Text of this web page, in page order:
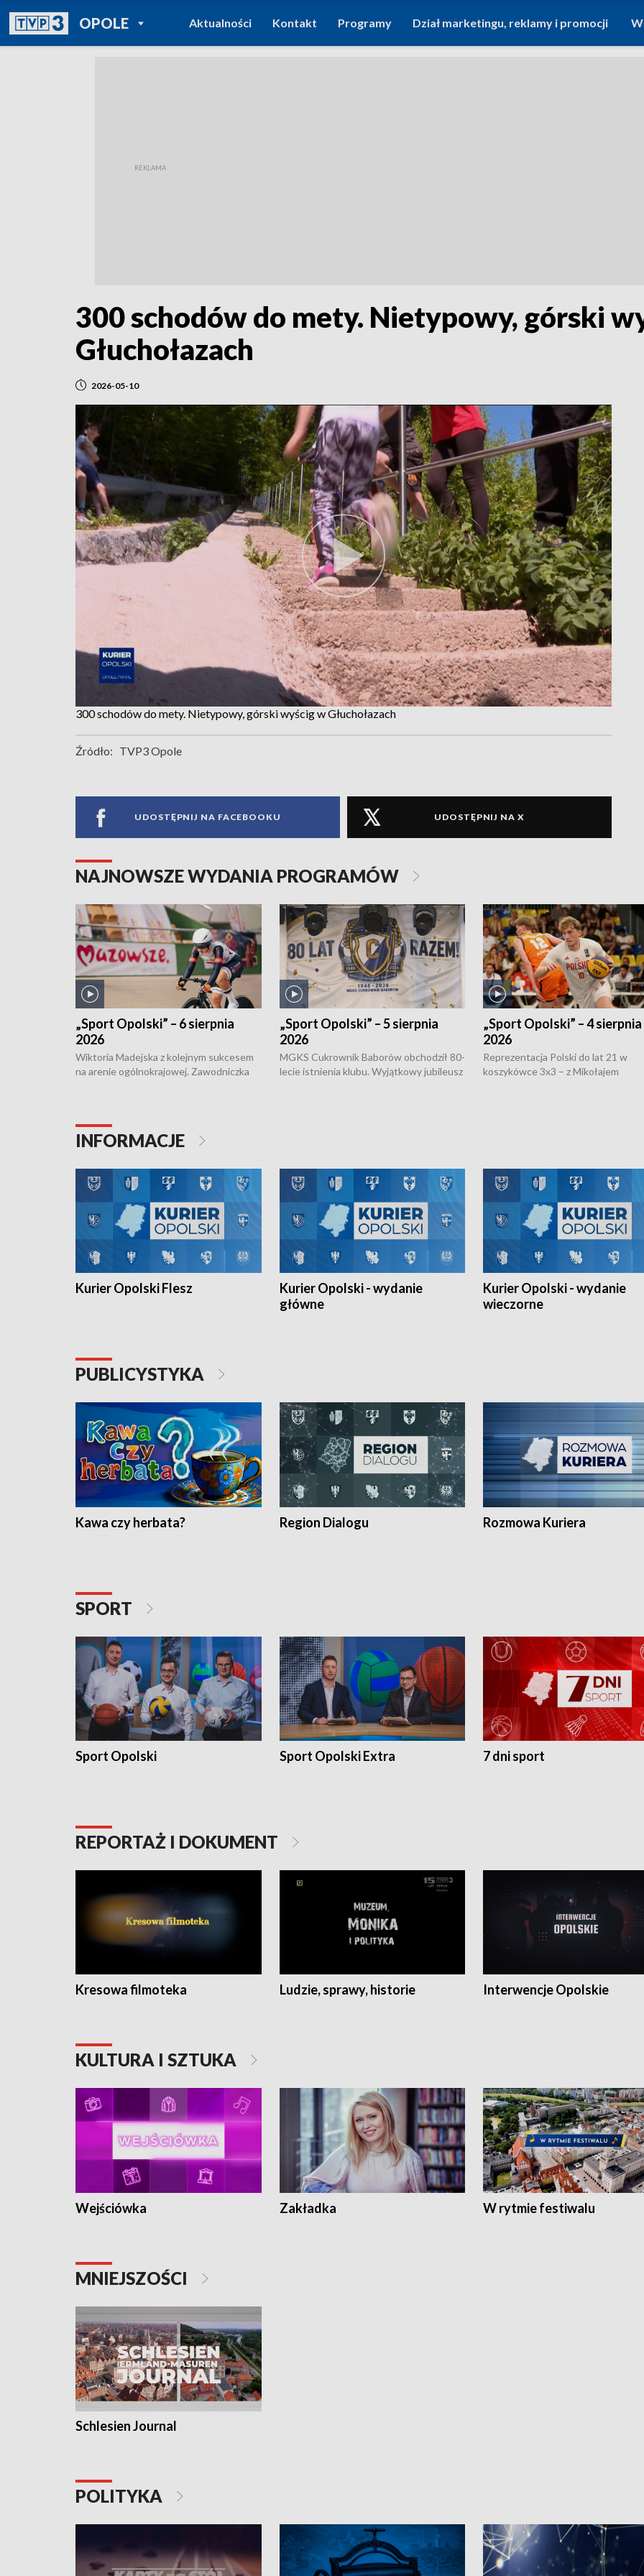
OPOLEPOWRÓT DO
TVP REGIONY
Aktualności Kontakt Programy Dział marketingu, reklamy i promocji
300 schodów do mety. Nietypowy, górski
Głuchołazach
2026-05-10
300 schodów do mety. Nietypowy, górski wyścig w Głuchołazach
Źródło: TVP3 Opole
UDOSTĘPNIJ NA FACEBOOKU UDOSTĘPNIJ NA X
NAJNOWSZE WYDANIA PROGRAMÓW
„Sport Opolski” – 6 sierpnia
2026
Wiktoria Madejska z kolejnym sukcesem
na arenie ogólnokrajowej. Zawodniczka
torowym.
„Sport Opolski” – 5 sierpnia
2026
MGKS Cukrownik Baborów obchodził 80-
lecie istnienia klubu. Wyjątkowy jubileusz
„Sport Opolski” – 4 sierpnia
2026
Reprezentacja Polski do lat 21 w
koszykówce 3x3 – z Mikołajem
INFORMACJE
Kurier Opolski Flesz
Kurier Opolski - wydanie
główne
Kurier Opolski - wydanie
wieczorne
PUBLICYSTYKA
Kawa czy herbata? Region Dialogu Rozmowa Kuriera
SPORT
Sport Opolski Sport Opolski Extra 7 dni sport
REPORTAŻ I DOKUMENT
Kresowa filmoteka Ludzie, sprawy, historie Interwencje Opolskie
KULTURA I SZTUKA
Wejściówka Zakładka W rytmie festiwalu
MNIEJSZOŚCI
Schlesien Journal
POLITYKA